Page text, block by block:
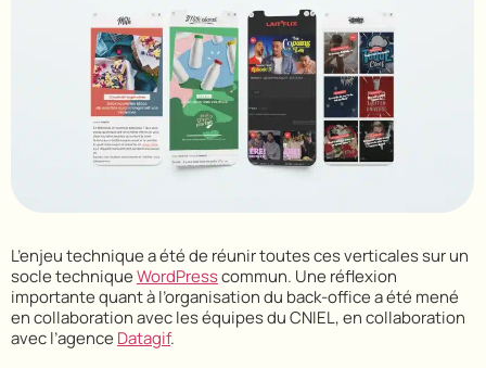
L’enjeu technique a été de réunir toutes ces verticales sur un
socle techniqueWordPresscommun. Une réflexion
importante quant à l’organisation du back-office a été mené
en collaboration avec les équipes du CNIEL, en collaboration
avec l’agence Datagif.